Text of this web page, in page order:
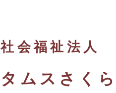
社会福祉法人
タムスさく